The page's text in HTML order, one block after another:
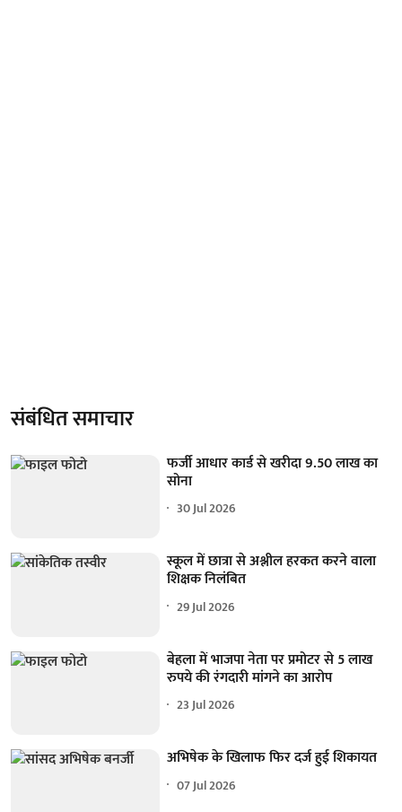
संबंधित समाचार
फर्जी आधार कार्ड से खरीदा 9.50 लाख का
सोना
30 Jul 2026
स्कूल में छात्रा से अश्लील हरकत करने वाला
शिक्षक निलंबित
29 Jul 2026
बेहला में भाजपा नेता पर प्रमोटर से 5 लाख
रुपये की रंगदारी मांगने का आरोप
23 Jul 2026
अभिषेक के खिलाफ फिर दर्ज हुई शिकायत
07 Jul 2026